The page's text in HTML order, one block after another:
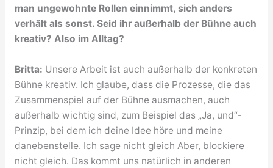
man ungewohnte Rollen einnimmt, sich anders
verhält als sonst. Seid ihr außerhalb der Bühne auch
kreativ? Also im Alltag?
Britta: Unsere Arbeit ist auch außerhalb der konkreten
Bühne kreativ. Ich glaube, dass die Prozesse, die das
Zusammenspiel auf der Bühne ausmachen, auch
außerhalb wichtig sind, zum Beispiel das „Ja, und“-
Prinzip, bei dem ich deine Idee höre und meine
danebenstelle. Ich sage nicht gleich Aber, blockiere
nicht gleich. Das kommt uns natürlich in anderen